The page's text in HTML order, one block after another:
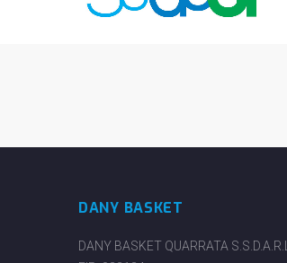
DANY BASKET
DANY BASKET QUARRATA S.S.D.A.R.L.